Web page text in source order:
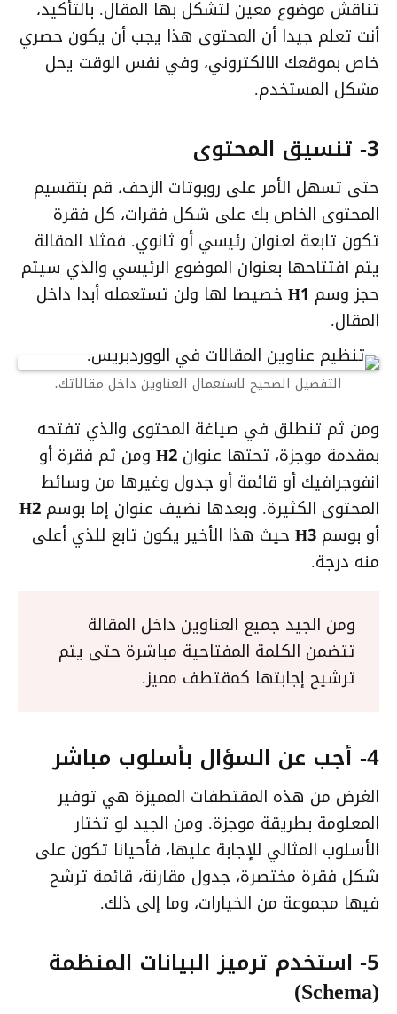
تناقش موضوع معين لتشكل بها المقال. بالتأكيد،
أنت تعلم جيدا أن المحتوى هذا يجب أن يكون حصري
خاص بموقعك الالكتروني، وفي نفس الوقت يحل
مشكل المستخدم.
3- تنسيق المحتوى
حتى تسهل الأمر على روبوتات الزحف، قم بتقسيم
المحتوى الخاص بك على شكل فقرات، كل فقرة
تكون تابعة لعنوان رئيسي أو ثانوي. فمثلا المقالة
يتم افتتاحها بعنوان الموضوع الرئيسي والذي سيتم
حجز وسم H1 خصيصا لها ولن تستعمله أبدا داخل
المقال.
التفصيل الصحيح لاستعمال العناوين داخل مقالاتك.
ومن ثم تنطلق في صياغة المحتوى والذي تفتحه
بمقدمة موجزة، تحتها عنوان H2 ومن ثم فقرة أو
انفوجرافيك أو قائمة أو جدول وغيرها من وسائط
المحتوى الكثيرة. وبعدها نضيف عنوان إما بوسم H2
أو بوسم H3 حيث هذا الأخير يكون تابع للذي أعلى
منه درجة.
ومن الجيد جميع العناوين داخل المقالة
تتضمن الكلمة المفتاحية مباشرة حتى يتم
ترشيح إجابتها كمقتطف مميز.
4- أجب عن السؤال بأسلوب مباشر
الغرض من هذه المقتطفات المميزة هي توفير
المعلومة بطريقة موجزة. ومن الجيد لو تختار
الأسلوب المثالي للإجابة عليها، فأحيانا تكون على
شكل فقرة مختصرة، جدول مقارنة، قائمة ترشح
فيها مجموعة من الخيارات، وما إلى ذلك.
5- استخدم ترميز البيانات المنظمة
(Schema)